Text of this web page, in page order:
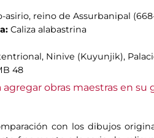
reino de Assurbanipal (668-
Caliza alabastrina
Ninive (Kuyunjik),
48
agregar obras maestras en su
con los dibujos